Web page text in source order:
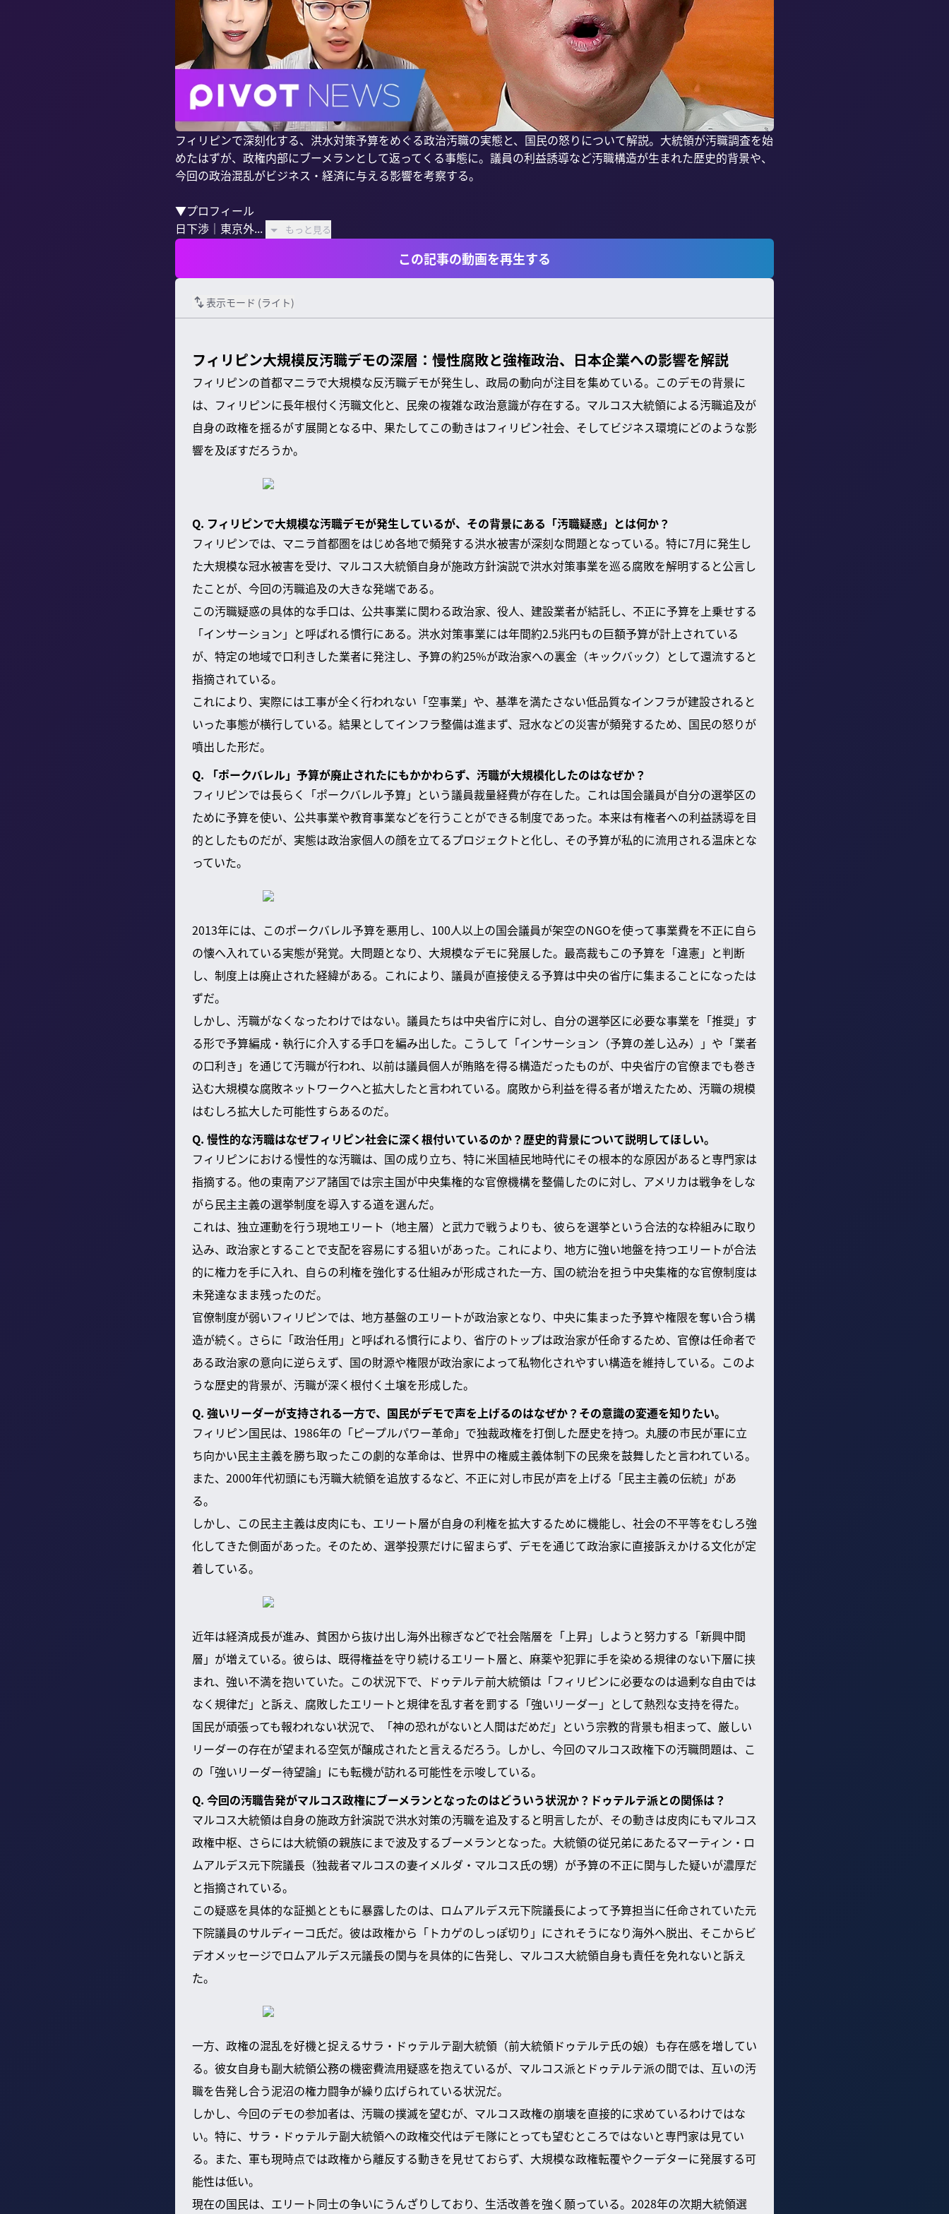
フィリピンで深刻化する、洪水対策予算をめぐる政治汚職の実態と、国民の怒りについて解説。大統領が汚職調査を始
めたはずが、政権内部にブーメランとして返ってくる事態に。議員の利益誘導など汚職構造が生まれた歴史的背景や、
今回の政治混乱がビジネス・経済に与える影響を考察する。
▼プロフィール
日下渉｜東京外...
もっと見る
この記事の動画を再生する
表示モード (ライト)
フィリピン大規模反汚職デモの深層：慢性腐敗と強権政治、日本企業への影響を解説
フィリピンの首都マニラで大規模な反汚職デモが発生し、政局の動向が注目を集めている。このデモの背景に
は、フィリピンに長年根付く汚職文化と、民衆の複雑な政治意識が存在する。マルコス大統領による汚職追及が
自身の政権を揺るがす展開となる中、果たしてこの動きはフィリピン社会、そしてビジネス環境にどのような影
響を及ぼすだろうか。
Q. フィリピンで大規模な汚職デモが発生しているが、その背景にある「汚職疑惑」とは何か？
フィリピンでは、マニラ首都圏をはじめ各地で頻発する洪水被害が深刻な問題となっている。特に7月に発生し
た大規模な冠水被害を受け、マルコス大統領自身が施政方針演説で洪水対策事業を巡る腐敗を解明すると公言し
たことが、今回の汚職追及の大きな発端である。
この汚職疑惑の具体的な手口は、公共事業に関わる政治家、役人、建設業者が結託し、不正に予算を上乗せする
「インサーション」と呼ばれる慣行にある。洪水対策事業には年間約2.5兆円もの巨額予算が計上されている
が、特定の地域で口利きした業者に発注し、予算の約25%が政治家への裏金（キックバック）として還流すると
指摘されている。
これにより、実際には工事が全く行われない「空事業」や、基準を満たさない低品質なインフラが建設されると
いった事態が横行している。結果としてインフラ整備は進まず、冠水などの災害が頻発するため、国民の怒りが
噴出した形だ。
Q. 「ポークバレル」予算が廃止されたにもかかわらず、汚職が大規模化したのはなぜか？
フィリピンでは長らく「ポークバレル予算」という議員裁量経費が存在した。これは国会議員が自分の選挙区の
ために予算を使い、公共事業や教育事業などを行うことができる制度であった。本来は有権者への利益誘導を目
的としたものだが、実態は政治家個人の顔を立てるプロジェクトと化し、その予算が私的に流用される温床とな
っていた。
2013年には、このポークバレル予算を悪用し、100人以上の国会議員が架空のNGOを使って事業費を不正に自ら
の懐へ入れている実態が発覚。大問題となり、大規模なデモに発展した。最高裁もこの予算を「違憲」と判断
し、制度上は廃止された経緯がある。これにより、議員が直接使える予算は中央の省庁に集まることになったは
ずだ。
しかし、汚職がなくなったわけではない。議員たちは中央省庁に対し、自分の選挙区に必要な事業を「推奨」す
る形で予算編成・執行に介入する手口を編み出した。こうして「インサーション（予算の差し込み）」や「業者
の口利き」を通じて汚職が行われ、以前は議員個人が賄賂を得る構造だったものが、中央省庁の官僚までも巻き
込む大規模な腐敗ネットワークへと拡大したと言われている。腐敗から利益を得る者が増えたため、汚職の規模
はむしろ拡大した可能性すらあるのだ。
Q. 慢性的な汚職はなぜフィリピン社会に深く根付いているのか？歴史的背景について説明してほしい。
フィリピンにおける慢性的な汚職は、国の成り立ち、特に米国植民地時代にその根本的な原因があると専門家は
指摘する。他の東南アジア諸国では宗主国が中央集権的な官僚機構を整備したのに対し、アメリカは戦争をしな
がら民主主義の選挙制度を導入する道を選んだ。
これは、独立運動を行う現地エリート（地主層）と武力で戦うよりも、彼らを選挙という合法的な枠組みに取り
込み、政治家とすることで支配を容易にする狙いがあった。これにより、地方に強い地盤を持つエリートが合法
的に権力を手に入れ、自らの利権を強化する仕組みが形成された一方、国の統治を担う中央集権的な官僚制度は
未発達なまま残ったのだ。
官僚制度が弱いフィリピンでは、地方基盤のエリートが政治家となり、中央に集まった予算や権限を奪い合う構
造が続く。さらに「政治任用」と呼ばれる慣行により、省庁のトップは政治家が任命するため、官僚は任命者で
ある政治家の意向に逆らえず、国の財源や権限が政治家によって私物化されやすい構造を維持している。このよ
うな歴史的背景が、汚職が深く根付く土壌を形成した。
Q. 強いリーダーが支持される一方で、国民がデモで声を上げるのはなぜか？その意識の変遷を知りたい。
フィリピン国民は、1986年の「ピープルパワー革命」で独裁政権を打倒した歴史を持つ。丸腰の市民が軍に立
ち向かい民主主義を勝ち取ったこの劇的な革命は、世界中の権威主義体制下の民衆を鼓舞したと言われている。
また、2000年代初頭にも汚職大統領を追放するなど、不正に対し市民が声を上げる「民主主義の伝統」があ
る。
しかし、この民主主義は皮肉にも、エリート層が自身の利権を拡大するために機能し、社会の不平等をむしろ強
化してきた側面があった。そのため、選挙投票だけに留まらず、デモを通じて政治家に直接訴えかける文化が定
着している。
近年は経済成長が進み、貧困から抜け出し海外出稼ぎなどで社会階層を「上昇」しようと努力する「新興中間
層」が増えている。彼らは、既得権益を守り続けるエリート層と、麻薬や犯罪に手を染める規律のない下層に挟
まれ、強い不満を抱いていた。この状況下で、ドゥテルテ前大統領は「フィリピンに必要なのは過剰な自由では
なく規律だ」と訴え、腐敗したエリートと規律を乱す者を罰する「強いリーダー」として熱烈な支持を得た。
国民が頑張っても報われない状況で、「神の恐れがないと人間はだめだ」という宗教的背景も相まって、厳しい
リーダーの存在が望まれる空気が醸成されたと言えるだろう。しかし、今回のマルコス政権下の汚職問題は、こ
の「強いリーダー待望論」にも転機が訪れる可能性を示唆している。
Q. 今回の汚職告発がマルコス政権にブーメランとなったのはどういう状況か？ドゥテルテ派との関係は？
マルコス大統領は自身の施政方針演説で洪水対策の汚職を追及すると明言したが、その動きは皮肉にもマルコス
政権中枢、さらには大統領の親族にまで波及するブーメランとなった。大統領の従兄弟にあたるマーティン・ロ
ムアルデス元下院議長（独裁者マルコスの妻イメルダ・マルコス氏の甥）が予算の不正に関与した疑いが濃厚だ
と指摘されている。
この疑惑を具体的な証拠とともに暴露したのは、ロムアルデス元下院議長によって予算担当に任命されていた元
下院議員のサルディーコ氏だ。彼は政権から「トカゲのしっぽ切り」にされそうになり海外へ脱出、そこからビ
デオメッセージでロムアルデス元議長の関与を具体的に告発し、マルコス大統領自身も責任を免れないと訴え
た。
一方、政権の混乱を好機と捉えるサラ・ドゥテルテ副大統領（前大統領ドゥテルテ氏の娘）も存在感を増してい
る。彼女自身も副大統領公務の機密費流用疑惑を抱えているが、マルコス派とドゥテルテ派の間では、互いの汚
職を告発し合う泥沼の権力闘争が繰り広げられている状況だ。
しかし、今回のデモの参加者は、汚職の撲滅を望むが、マルコス政権の崩壊を直接的に求めているわけではな
い。特に、サラ・ドゥテルテ副大統領への政権交代はデモ隊にとっても望むところではないと専門家は見てい
る。また、軍も現時点では政権から離反する動きを見せておらず、大規模な政権転覆やクーデターに発展する可
能性は低い。
現在の国民は、エリート同士の争いにうんざりしており、生活改善を強く願っている。2028年の次期大統領選